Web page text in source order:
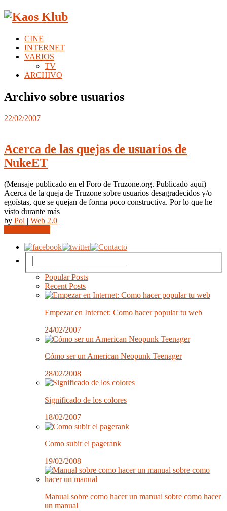
CINE
INTERNET
VARIOS
TV
ARCHIVO
Archivo sobre usuarios
22/02/2007
Acerca de las quejas de usuarios de
NukeET
(Mensaje publicado en el Foro de Truzone.org. Publicado aquí)
Acerca de la queja de Truzone sobre usuarios desagradecidos y/o
egoístas, que se quejan de forma poco constructiva. Por lo que he
visto durante más
by Pol | Web 2.0
Popular Posts
Recent Posts
Empezar en Internet: Como hacer popular tu web
24/02/2007
Cómo ser un American Neopunk Teenager
28/02/2008
Significado de los colores
18/02/2007
Como subir el pagerank
19/02/2008
Manual sobre como hacer un manual sobre como hacer
un manual